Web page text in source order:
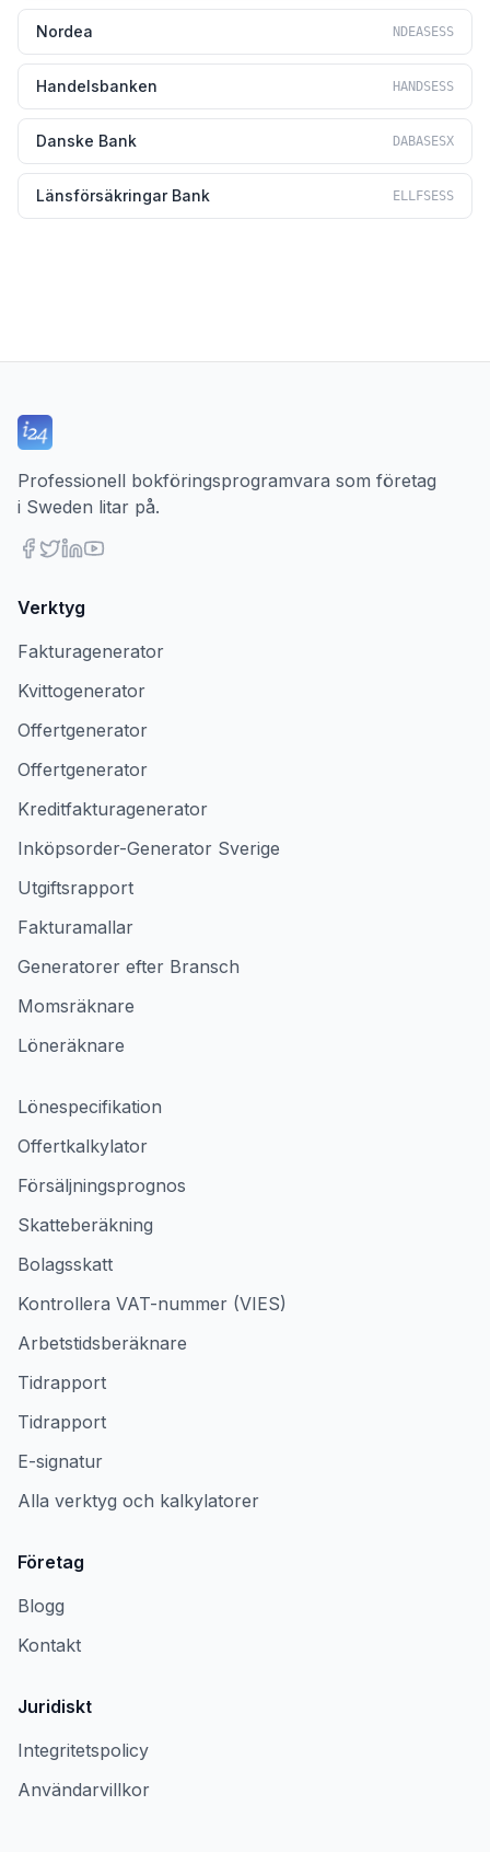
Nordea NDEASESS
Handelsbanken HANDSESS
Danske Bank DABASESX
Länsförsäkringar Bank ELLFSESS
Professionell bokföringsprogramvara som företag
i Sweden litar på.
Verktyg
Fakturagenerator
Kvittogenerator
Offertgenerator
Offertgenerator
Kreditfakturagenerator
Inköpsorder-Generator Sverige
Utgiftsrapport
Fakturamallar
Generatorer efter Bransch
Momsräknare
Löneräknare
Lönespecifikation
Offertkalkylator
Försäljningsprognos
Skatteberäkning
Bolagsskatt
Kontrollera VAT-nummer (VIES)
Arbetstidsberäknare
Tidrapport
Tidrapport
E-signatur
Alla verktyg och kalkylatorer
Företag
Blogg
Kontakt
Juridiskt
Integritetspolicy
Användarvillkor